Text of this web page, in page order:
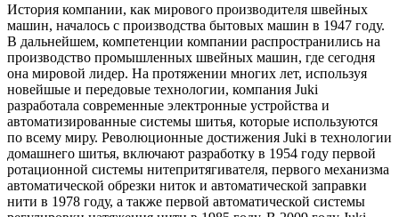
История компании, как мирового производителя швейных
машин, началось с производства бытовых машин в 1947 году.
В дальнейшем, компетенции компании распространились на
производство промышленных швейных машин, где сегодня
она мировой лидер. На протяжении многих лет, используя
новейшые и передовые технологии, компания Juki
разработала современные электронные устройства и
автоматизированные системы шитья, которые используются
по всему миру. Революционные достижения Juki в технологии
домашнего шитья, включают разработку в 1954 году первой
ротационной системы нитепритягивателя, первого механизма
автоматической обрезки ниток и автоматической заправки
нити в 1978 году, а также первой автоматической системы